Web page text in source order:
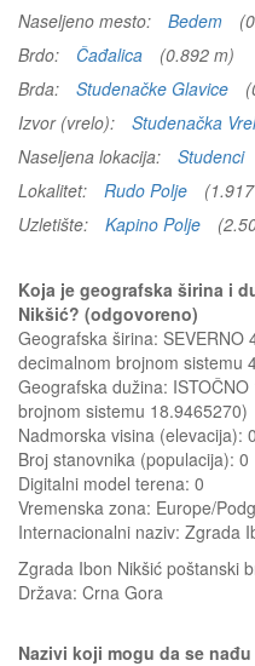
Naseljeno mesto:
Bedem
Brdo:
Čađalica
(0.892 m)
Brda:
Studenačke Glavice
Izvor (vrelo):
Studenačka
Naseljena lokacija:
Studenci
Lokalitet:
Rudo Polje
Uzletište:
Kapino Polje
Koja je geografska širina i
Nikšić? (odgovoreno)
Geografska širina: SEVERNO
decimalnom brojnom sistemu
Geografska dužina:
brojnom sistemu 18.9465270)
Nadmorska visina (elevacija):
Broj stanovnika (populacija): 0
Digitalni model terena: 0
Vremenska zona: Europe/
Internacionalni naziv: Zgrada
Zgrada Ibon Nikšić poštanski
Država: Crna Gora
Nazivi koji mogu da se